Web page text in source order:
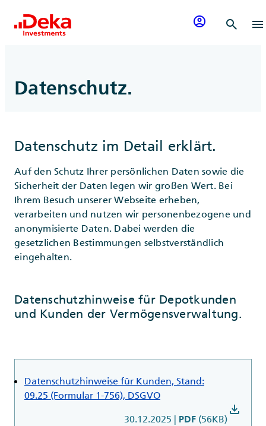
account_circle search menu
Datenschutz.
Datenschutz im Detail erklärt.
Auf den Schutz Ihrer persönlichen Daten sowie die
Sicherheit der Daten legen wir großen Wert. Bei
Ihrem Besuch unserer Webseite erheben,
verarbeiten und nutzen wir personenbezogene und
anonymisierte Daten. Dabei werden die
gesetzlichen Bestimmungen selbstverständlich
eingehalten.
Datenschutzhinweise für Depotkunden
und Kunden der Vermögensverwaltung.
Datenschutzhinweise für Kunden, Stand:
09.25 (Formular 1-756), DSGVO
30.12.2025 | PDF (56KB)
download